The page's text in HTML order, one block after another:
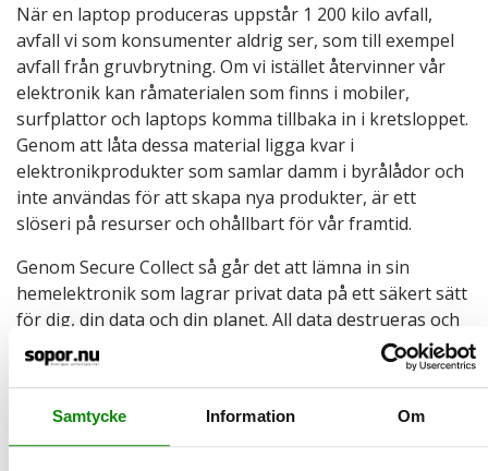
Samtycke Information Om
När en laptop produceras uppstår 1 200 kilo avfall,
avfall vi som konsumenter aldrig ser, som till exempel
avfall från gruvbrytning. Om vi istället återvinner vår
elektronik kan råmaterialen som finns i mobiler,
surfplattor och laptops komma tillbaka in i kretsloppet.
Genom att låta dessa material ligga kvar i
elektronikprodukter som samlar damm i byrålådor och
inte användas för att skapa nya produkter, är ett
slöseri på resurser och ohållbart för vår framtid.
Genom Secure Collect så går det att lämna in sin
hemelektronik som lagrar privat data på ett säkert sätt
för dig, din data och din planet. All data destrueras och
upp till 95% av allt material i en mobil materialåtervinns.
För att veta mer om Secure Collect och var din
närmaste container hittas, gå in på
www.secure-
collect.com.